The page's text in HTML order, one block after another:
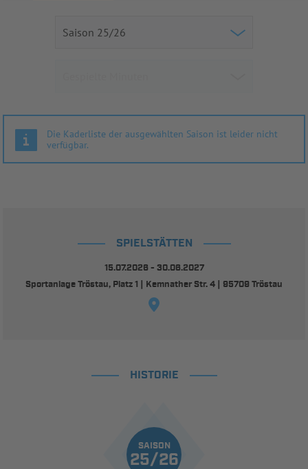
Die Kaderliste der ausgewählten Saison ist leider nicht
verfügbar.
SPIELSTÄTTEN
15.07.2026 - 30.06.2027
Sportanlage Tröstau, Platz 1 | Kemnather Str. 4 | 95709 Tröstau
HISTORIE
SAISON
25/26